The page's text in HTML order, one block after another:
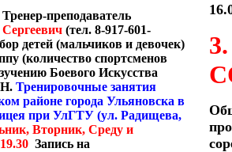
Тренер-преподаватель
(тел. 8-917-601-
детей (мальчиков и девочек)
(количество спортсменов
Боевого Искусства
Тренировочные занятия
районе города Ульяновска в
при УлГТУ (ул. Радищева,
Вторник, Среду и
Запись на